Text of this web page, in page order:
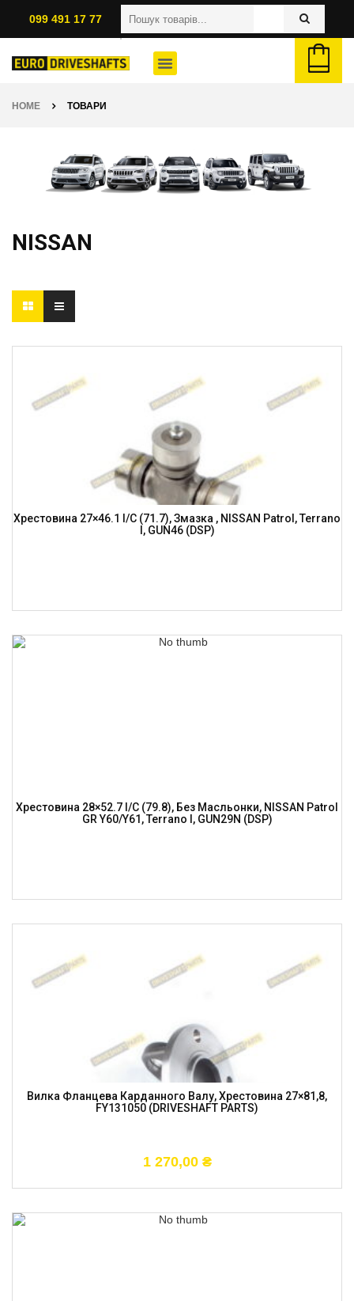
099 491 17 77
HOME ТОВАРИ
NISSAN
Хрестовина 27×46.1 I/C (71.7), Змазка , NISSAN Patrol, Terrano
I, GUN46 (DSP)
Хрестовина 28×52.7 I/C (79.8), Без Масльонки, NISSAN Patrol
GR Y60/Y61, Terrano I, GUN29N (DSP)
Вилка Фланцева Карданного Валу, Хрестовина 27×81,8,
FY131050 (DRIVESHAFT PARTS)
1 270,00 ₴